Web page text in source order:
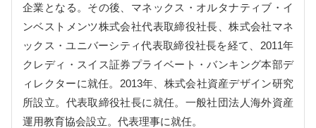
企業となる。その後、マネックス・オルタナティブ・イ
ンベストメンツ株式会社代表取締役社長、株式会社マネ
ックス・ユニバーシティ代表取締役社長を経て、2011年
クレディ・スイス証券プライベート・バンキング本部デ
ィレクターに就任。2013年、株式会社資産デザイン研究
所設立。代表取締役社長に就任。一般社団法人海外資産
運用教育協会設立。代表理事に就任。